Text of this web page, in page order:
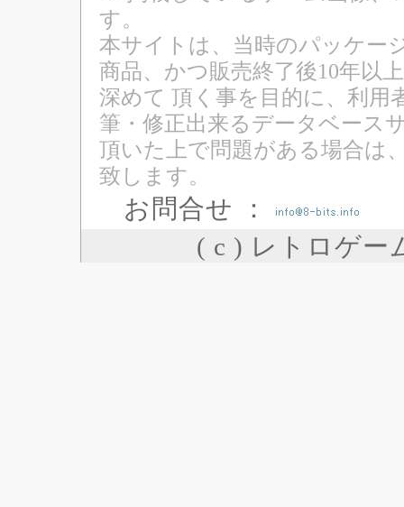
す。
本サイトは、当時のパッケー
商品、かつ販売終了後10年以
深めて 頂く事を目的に、利用
筆・修正出来るデータベース
頂いた上で問題がある場合は
致します。
お問合せ ：
( c ) レトロゲー